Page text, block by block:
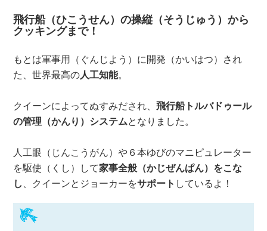
飛行船（ひこうせん）の操縦（そうじゅう）から
クッキングまで！
もとは軍事用（ぐんじよう）に開発（かいはつ）され
た、世界最高の人工知能。
クイーンによってぬすみだされ、飛行船トルバドゥール
の管理（かんり）システムとなりました。
人工眼（じんこうがん）や６本ゆびのマニピュレーター
を駆使（くし）して家事全般（かじぜんぱん）をこな
し、クイーンとジョーカーをサポート しているよ！